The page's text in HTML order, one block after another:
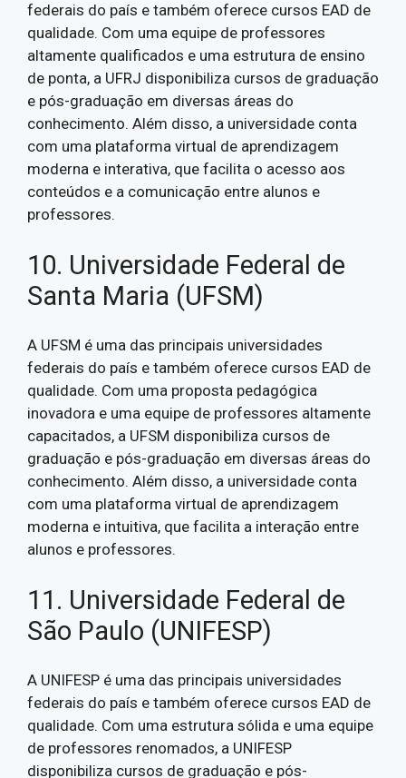
federais do país e também oferece cursos EAD de
qualidade. Com uma equipe de professores
altamente qualificados e uma estrutura de ensino
de ponta, a UFRJ disponibiliza cursos de graduação
e pós-graduação em diversas áreas do
conhecimento. Além disso, a universidade conta
com uma plataforma virtual de aprendizagem
moderna e interativa, que facilita o acesso aos
conteúdos e a comunicação entre alunos e
professores.
10. Universidade Federal de
Santa Maria (UFSM)
A UFSM é uma das principais universidades
federais do país e também oferece cursos EAD de
qualidade. Com uma proposta pedagógica
inovadora e uma equipe de professores altamente
capacitados, a UFSM disponibiliza cursos de
graduação e pós-graduação em diversas áreas do
conhecimento. Além disso, a universidade conta
com uma plataforma virtual de aprendizagem
moderna e intuitiva, que facilita a interação entre
alunos e professores.
11. Universidade Federal de
São Paulo (UNIFESP)
A UNIFESP é uma das principais universidades
federais do país e também oferece cursos EAD de
qualidade. Com uma estrutura sólida e uma equipe
de professores renomados, a UNIFESP
disponibiliza cursos de graduação e pós-